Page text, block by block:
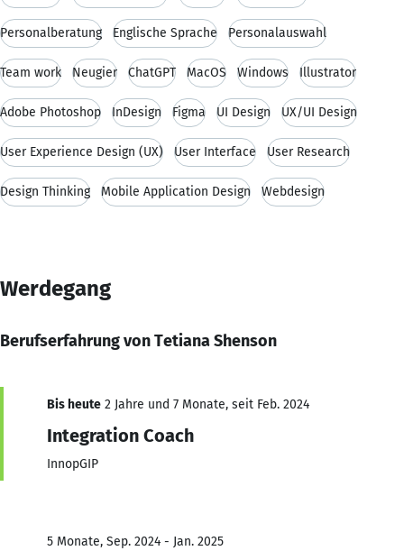
Personalberatung Englische Sprache Personalauswahl
Team work Neugier ChatGPT MacOS Windows Illustrator
Adobe Photoshop InDesign Figma UI Design UX/UI Design
User Experience Design (UX) User Interface User Research
Design Thinking Mobile Application Design Webdesign
Werdegang
Berufserfahrung von Tetiana Shenson
Bis heute 2 Jahre und 7 Monate, seit Feb. 2024
Integration Coach
InnopGIP
5 Monate, Sep. 2024 - Jan. 2025